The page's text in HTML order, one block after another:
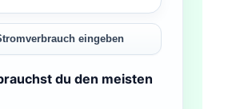
eingeben
du den meisten